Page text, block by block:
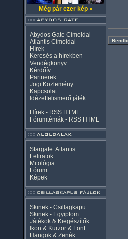
Még pár ezer kép »
Abydos Gate Címoldal
Atlantis Címoldal
Hírek
Keresés a hírekben
Vendégkönyv
Kérdőív
Partnerek
Jogi Közlemény
Kapcsolat
Idézetfelismerő játék
Hírek - RSS HTML
Fórumtémák - RSS HTML
Stargate: Atlantis
Feliratok
Mitológia
Fórum
Képek
Skinek - Csillagkapu
Skinek - Egyiptom
Játékok & Kiegészítők
Ikon & Kurzor & Font
Hangok & Zenék